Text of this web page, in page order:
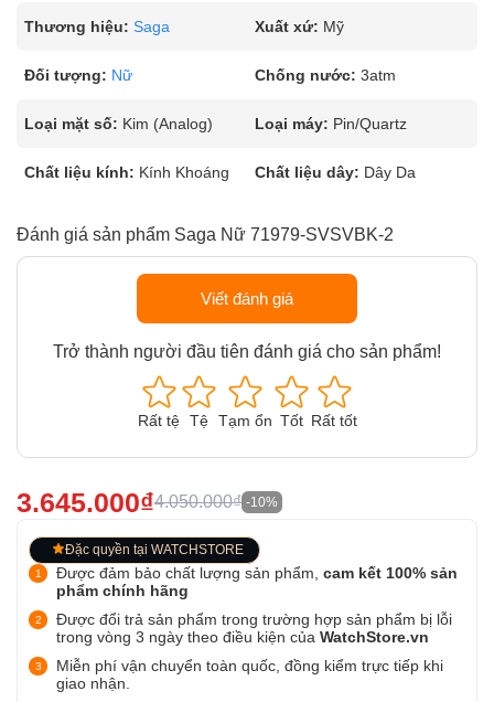
Thương hiệu: Saga Xuất xứ: Mỹ
Đối tượng: Nữ Chống nước: 3atm
Loại mặt số: Kim (Analog) Loại máy: Pin/Quartz
Chất liệu kính: Kính Khoáng Chất liệu dây: Dây Da
Đánh giá sản phẩm Saga Nữ 71979-SVSVBK-2
Viết đánh giá
Trở thành người đầu tiên đánh giá cho sản phẩm!
Rất tệ Tệ Tạm ổn Tốt Rất tốt
3.645.000₫4.050.000₫ -10%
Đặc quyền tại WATCHSTORE
Được đảm bảo chất lượng sản phẩm, cam kết 100% sản
phẩm chính hãng
Được đổi trả sản phẩm trong trường hợp sản phẩm bị lỗi
trong vòng 3 ngày theo điều kiện của WatchStore.vn
Miễn phí vận chuyển toàn quốc, đồng kiểm trực tiếp khi
giao nhận.